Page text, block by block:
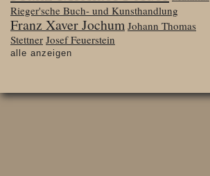
Rieger'sche Buch- und Kunsthandlung
Franz Xaver Jochum Johann Thomas
Stettner Josef Feuerstein
alle anzeigen